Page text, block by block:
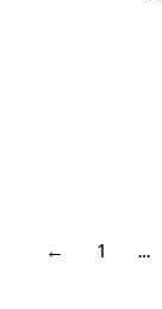
← 1 …